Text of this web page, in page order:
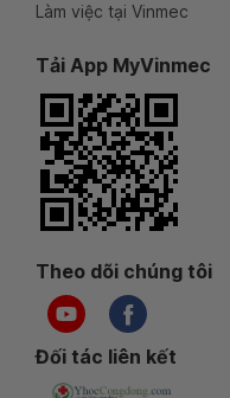
Làm việc tại Vinmec
Tải App MyVinmec
Theo dõi chúng tôi
Đối tác liên kết